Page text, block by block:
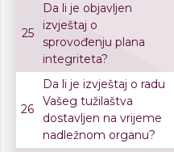
25
Da li je objavljen
izvještaj o
sprovođenju plana
integriteta?
26
Da li je izvještaj o radu
Vašeg tužilaštva
dostavljen na vrijeme
nadležnom organu?